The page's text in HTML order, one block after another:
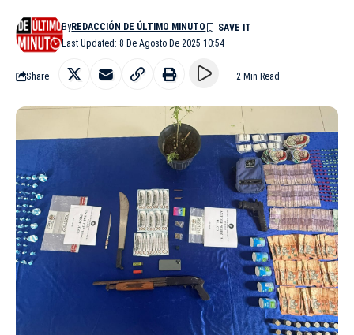
Last Updated: 8 De Agosto De 2025 10:54
ByREDACCIÓN DE ÚLTIMO MINUTO
Share 2 Min Read